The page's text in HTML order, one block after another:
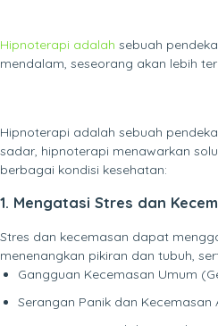
Hipnoterapi adalah sebuah
mendalam, seseorang akan lebih
Hipnoterapi adalah sebuah
sadar, hipnoterapi menawarkan
berbagai kondisi kesehatan:
1. Mengatasi Stres dan
Stres dan kecemasan dapat
menenangkan pikiran dan tubuh,
Gangguan Kecemasan Umum
Serangan Panik dan Kecemasan